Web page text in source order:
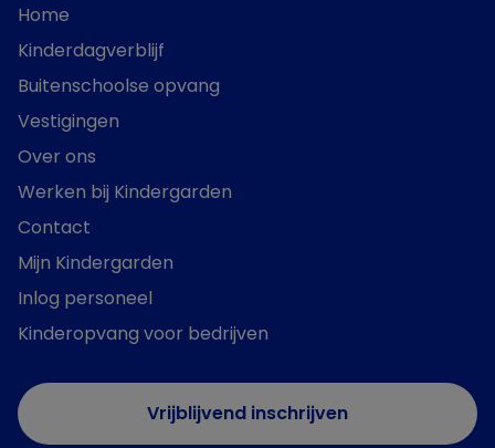
Home
Kinderdagverblijf
Buitenschoolse opvang
Vestigingen
Over ons
Werken bij Kindergarden
Contact
Mijn Kindergarden
Inlog personeel
Kinderopvang voor bedrijven
Vrijblijvend inschrijven